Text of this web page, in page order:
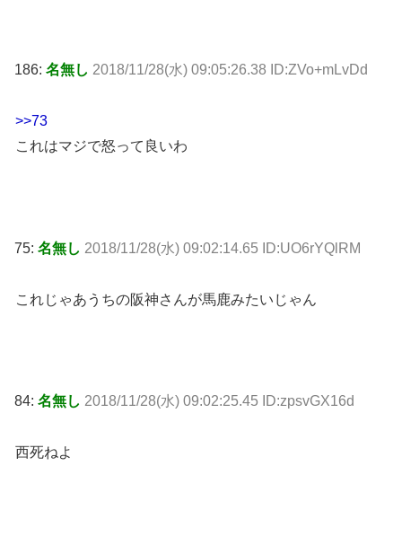
186: 名無し 2018/11/28(水) 09:05:26.38 ID:ZVo+mLvDd
>>73
これはマジで怒って良いわ
75: 名無し 2018/11/28(水) 09:02:14.65 ID:UO6rYQlRM
これじゃあうちの阪神さんが馬鹿みたいじゃん
84: 名無し 2018/11/28(水) 09:02:25.45 ID:zpsvGX16d
西死ねよ